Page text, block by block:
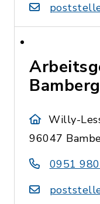
Bamberg
Willy-
96047
0951